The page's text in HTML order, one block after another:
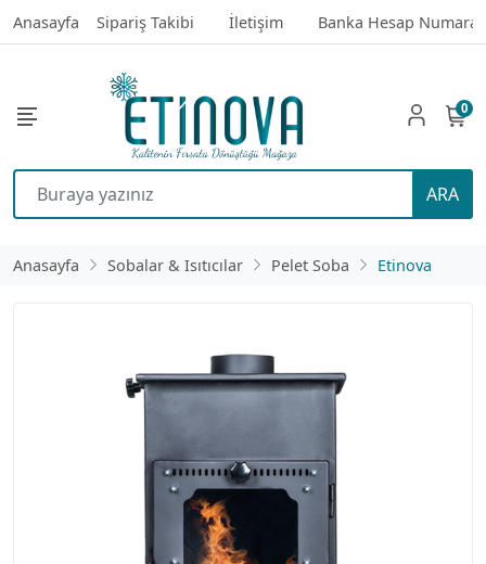
Anasayfa Sipariş Takibi İletişim Banka Hesap
ARA
0
Anasayfa Sobalar & Isıtıcılar Pelet Soba Etinova